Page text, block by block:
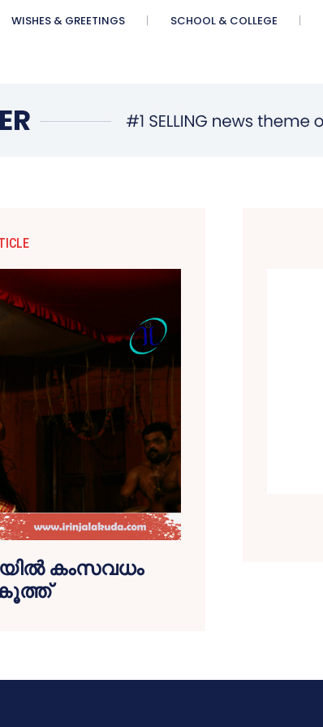
WISHES & GREETINGS SCHOOL & COLLEGE
കംസവധം